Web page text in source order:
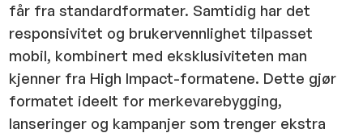
får fra standardformater. Samtidig har det
responsivitet og brukervennlighet tilpasset
mobil, kombinert med eksklusiviteten man
kjenner fra High Impact-formatene. Dette gjør
formatet ideelt for merkevarebygging,
lanseringer og kampanjer som trenger ekstra